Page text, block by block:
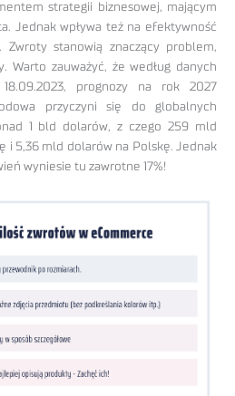
strategii biznesowej, mającym
Jednak wpływa też na efektywność
Zwroty stanowią znaczący problem,
Warto zauważyć, że według danych
prognozy na rok 2027
przyczyni się do globalnych
1 bld dolarów, z czego 259 mld
i 5,36 mld dolarów na Polskę. Jednak
wyniesie tu zawrotne 17%!